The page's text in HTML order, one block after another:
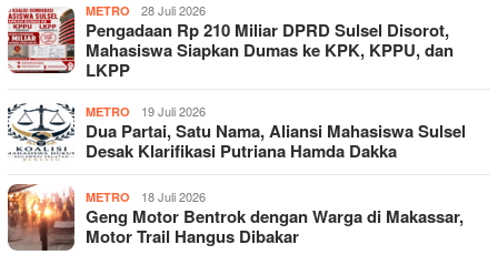
METRO 28 Juli 2026
Pengadaan Rp 210 Miliar DPRD Sulsel Disorot,
Mahasiswa Siapkan Dumas ke KPK, KPPU, dan
LKPP
METRO 19 Juli 2026
Dua Partai, Satu Nama, Aliansi Mahasiswa Sulsel
Desak Klarifikasi Putriana Hamda Dakka
METRO 18 Juli 2026
Geng Motor Bentrok dengan Warga di Makassar,
Motor Trail Hangus Dibakar